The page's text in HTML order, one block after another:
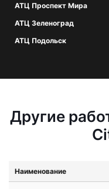
АТЦ Проспект Мира
АТЦ Зеленоград
АТЦ Подольск
Другие
Наименование